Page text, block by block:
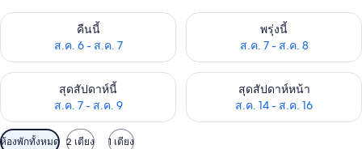
คืนนี้
ส.ค. 6 - ส.ค. 7
ตรวจสอบจำนวนห้องพักว่างในคืนนี้ ส.ค. 6 - ส.ค. 7พรุ่งนี้
ส.ค. 7 - ส.ค. 8
ตรวจสอบจำนวนห้องพักว่างใน
สุดสัปดาห์นี้
ส.ค. 7 - ส.ค. 9
ตรวจสอบจำนวนห้องพักว่างในสุดสัปดาห์นี้ ส.ค. 7 - ส.ค. 9
สุดสัปดาห์หน้า
ส.ค. 14 - ส.ค. 16
ตรวจสอบจำนวนห้องพักว่างใน
ตัว
ห้องพักทั้งหมด 2 เตียง 1 เตียง